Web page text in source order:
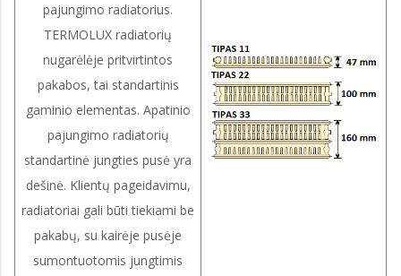
pajungimo radiatorius.
TERMOLUX radiatorių
nugarėlėje pritvirtintos
pakabos, tai standartinis
gaminio elementas. Apatinio
pajungimo radiatorių
standartinė jungties pusė yra
dešinė. Klientų pageidavimu,
radiatoriai gali būti tiekiami be
pakabų, su kairėje pusėje
sumontuotomis jungtimis